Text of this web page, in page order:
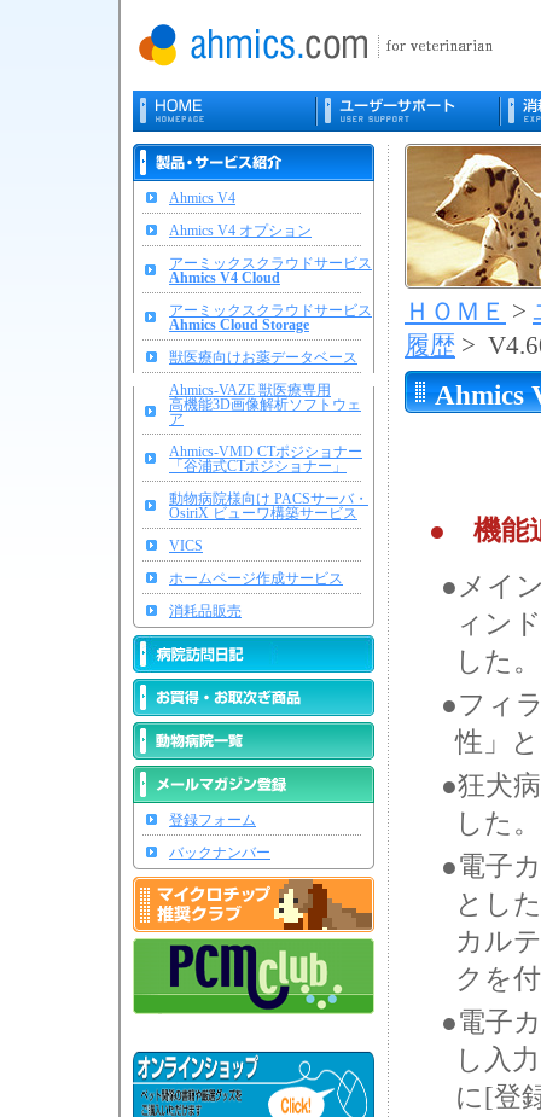
ＨＯＭＥ >
履歴 >
Ahmics
● 機能
●メイ
ィン
した。
●フィ
性」
●狂犬
した。
●電子
とし
カル
クを
●電子
し入
に[登
Ahmics V4
Ahmics V4 オプション
アーミックスクラウドサービス
Ahmics V4 Cloud
アーミックスクラウドサービス
Ahmics Cloud Storage
獣医療向けお薬データベース
Ahmics-VAZE 獣医療専用
高機能3D画像解析ソフトウェ
ア
Ahmics-VMD CTポジショナー
「谷浦式CTポジショナー」
動物病院様向け PACSサーバ・
OsiriX ビューワ構築サービス
VICS
ホームページ作成サービス
消耗品販売
登録フォーム
バックナンバー